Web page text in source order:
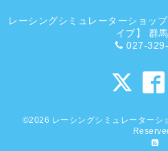
レーシングシミュレーターショッ
イブ】 群
027-
©2026 レーシングシミュレーターシ